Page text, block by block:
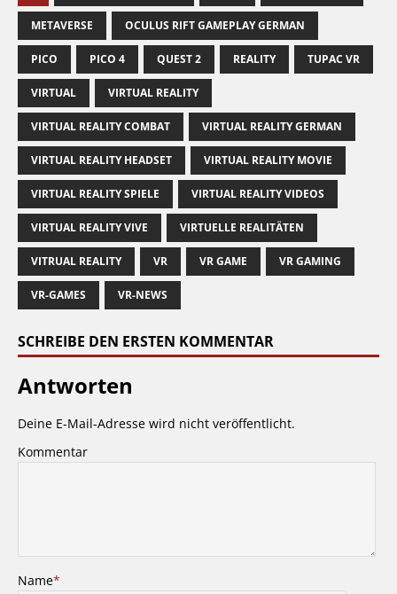
METAVERSE OCULUS RIFT GAMEPLAY GERMAN
PICO PICO 4 QUEST 2 REALITY TUPAC VR
VIRTUAL VIRTUAL REALITY
VIRTUAL REALITY COMBAT VIRTUAL REALITY GERMAN
VIRTUAL REALITY HEADSET VIRTUAL REALITY MOVIE
VIRTUAL REALITY SPIELE VIRTUAL REALITY VIDEOS
VIRTUAL REALITY VIVE VIRTUELLE REALITÄTEN
VITRUAL REALITY VR VR GAME VR GAMING
VR-GAMES VR-NEWS
SCHREIBE DEN ERSTEN KOMMENTAR
Antworten
Deine E-Mail-Adresse wird nicht veröffentlicht.
Kommentar
Name*